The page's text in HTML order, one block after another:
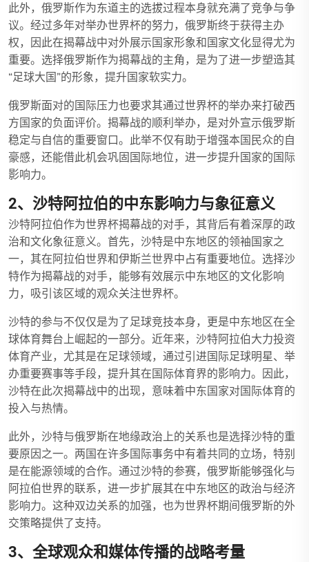
此外，俄罗斯作为东道主的选拔过程本身就充满了竞争与争
议。经过多年对举办世界杯的努力，俄罗斯终于获得主办
权，因此在揭幕战中对外展示国家形象和国家文化显得尤为
重要。选择俄罗斯作为揭幕战的主角，是为了进一步塑造其
“足球大国”的形象，提升国家软实力。
俄罗斯面对的国际压力也要求其通过世界杯的举办来打破西
方国家的负面评价。揭幕战的顺利举办，是对外宣示俄罗斯
稳定与自信的重要窗口。此举不仅有助于增强本国民众的自
豪感，还能借此机会巩固国际地位，进一步提升国家的国际
影响力。
2、沙特阿拉伯的中东影响力与象征意义
沙特阿拉伯作为世界杯揭幕战的对手，其背后有着深厚的政
治和文化象征意义。首先，沙特是中东地区的领袖国家之
一，其在阿拉伯世界和伊斯兰世界中占有重要地位。选择沙
特作为揭幕战的对手，能够有效展示中东地区的文化影响
力，吸引该区域的观众关注世界杯。
沙特的参与不仅仅是为了足球竞技本身，更是中东地区在全
球体育舞台上崛起的一部分。近年来，沙特阿拉伯大力投资
体育产业，尤其是在足球领域，通过引进国际足球明星、举
办重要赛事等手段，提升其在国际体育界的影响力。因此，
沙特在此次揭幕战中的出现，意味着中东国家对国际体育的
投入与热情。
此外，沙特与俄罗斯在地缘政治上的关系也是选择沙特的重
要原因之一。两国在许多国际事务中有着共同的立场，特别
是在能源领域的合作。通过沙特的参赛，俄罗斯能够强化与
阿拉伯世界的联系，进一步扩展其在中东地区的政治与经济
影响力。这种双边关系的加强，也为世界杯期间俄罗斯的外
交策略提供了支持。
3、全球观众和媒体传播的战略考量